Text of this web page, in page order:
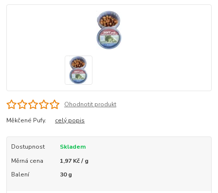
Ohodnotit produkt
Měkčené Pufy. celý popis
Dostupnost
Skladem
Měrná cena
1,97 Kč / g
Balení
30 g